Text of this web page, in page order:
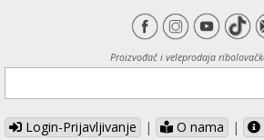
Proizvođač i veleprodaja
Login-Prijavljivanje | O nama |